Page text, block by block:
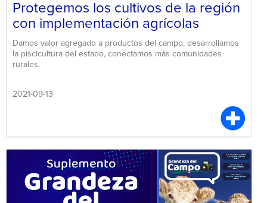
Protegemos los cultivos de la región
con implementación agrícolas
Damos valor agregado a productos del campo, desarrollamos
la piscicultura del estado, conectamos más comunidades
rurales.
2021-09-13